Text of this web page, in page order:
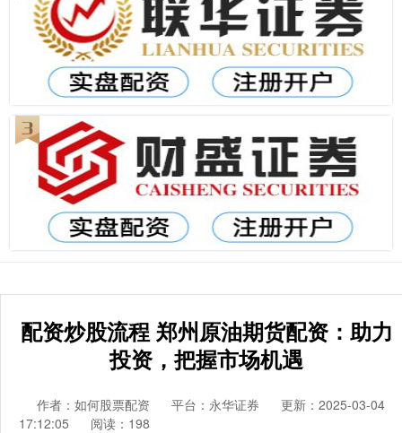
配资炒股流程 郑州原油期货配资：助力
投资，把握市场机遇
作者：如何股票配资 平台：永华证券
更新：2025-03-04
17:12:05
阅读：198